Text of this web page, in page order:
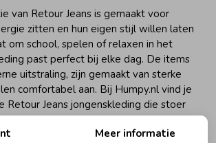
van Retour Jeans is gemaakt voor
zitten en hun eigen stijl willen laten
om school, spelen of relaxen in het
past perfect bij elke dag. De items
uitstraling, zijn gemaakt van sterke
comfortabel aan. Bij Humpy.nl vind je
Retour Jeans jongenskleding die stoer
Meer informatie